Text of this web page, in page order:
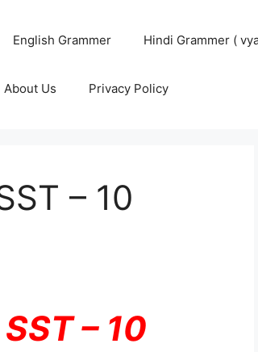
English Grammer Hindi Grammer (
About Us Privacy Policy
– 10
– 10